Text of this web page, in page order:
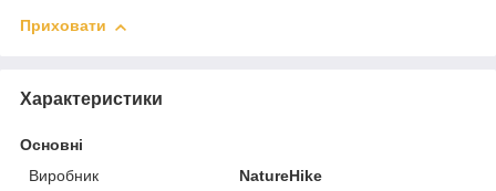
Приховати
Характеристики
Основні
Виробник
NatureHike